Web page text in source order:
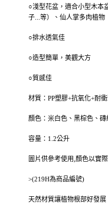
○淺型花盆，適合小型木本
子...等）、仙人掌多肉植物
○排水透氣佳
○造型簡單，美觀大方
○質感佳
材質：PP塑膠+抗氧化+耐
顏色：米白色、黑棕色、
容量：1.2公升
圖片供參考使用,顏色以實
>(219H為商品編號)
天然材質讓植物根部好發展